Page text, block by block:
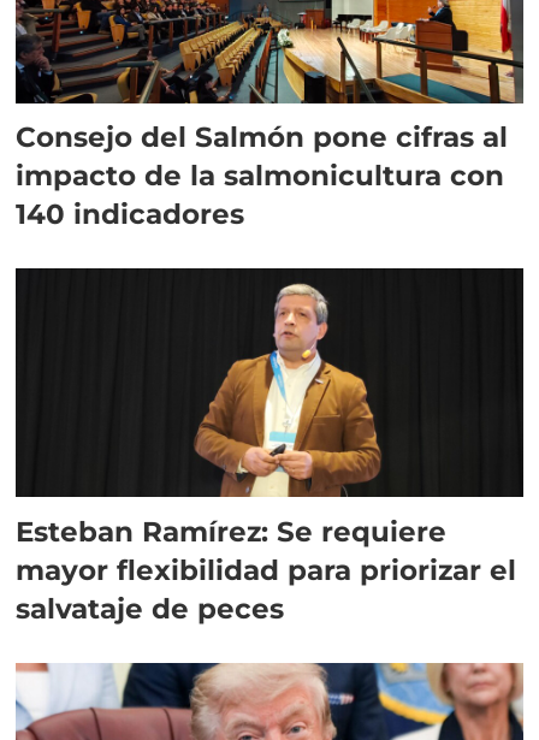
Consejo del Salmón pone cifras al
impacto de la salmonicultura con
140 indicadores
Esteban Ramírez: Se requiere
mayor flexibilidad para priorizar el
salvataje de peces